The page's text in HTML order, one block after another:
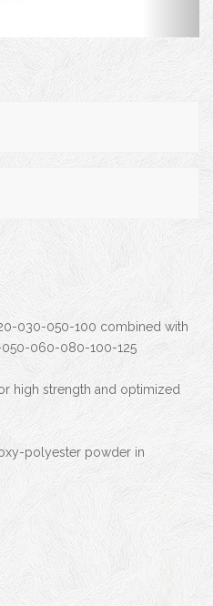
030-050-100 combined with
060-080-100-125
high strength and optimized
polyester powder in